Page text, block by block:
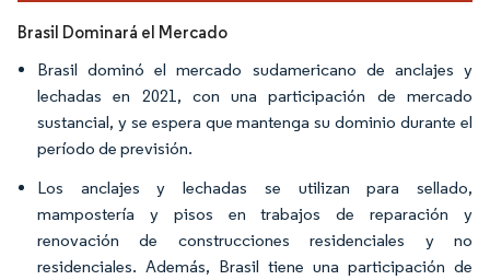
Brasil Dominará el Mercado
Brasil dominó el mercado sudamericano de anclajes y
lechadas en 2021, con una participación de mercado
sustancial, y se espera que mantenga su dominio durante el
período de previsión.
Los anclajes y lechadas se utilizan para sellado,
mampostería y pisos en trabajos de reparación y
renovación de construcciones residenciales y no
residenciales. Además, Brasil tiene una participación de